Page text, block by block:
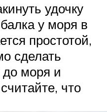
удочку
у моря в
простотой,
сделать
до моря и
что